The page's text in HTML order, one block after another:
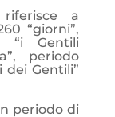
a
“giorni”,
“i Gentili
periodo
dei Gentili”
periodo di